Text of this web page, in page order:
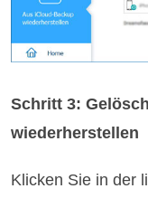
Schritt 3:
wiederherstellen
Klicken Sie in der